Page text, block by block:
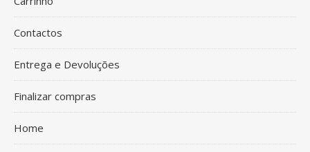
Contactos
Entrega e Devoluções
Finalizar compras
Home